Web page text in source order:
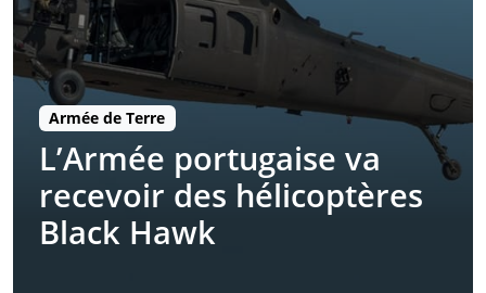
Armée de Terre
L’Armée portugaise va
recevoir des hélicoptères
Black Hawk